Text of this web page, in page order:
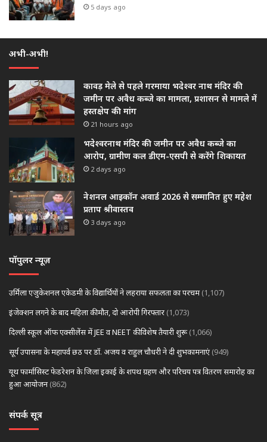
5 days ago
अभी-अभी!
कावड़ मेले से पहले गरमाया भदेश्वर नाथ मंदिर की
जमीन पर अवैध कब्जे का मामला, प्रशासन से मामले में
हस्तक्षेप की मांग
21 hours ago
भदेश्वरनाथ मंदिर की जमीन पर अवैध कब्जे का
आरोप, ग्रामीण कल डीएम-एसपी से करेंगे शिकायत
2 days ago
नेशनल आइकॉन अवार्ड 2026 से सम्मानित हुए महेश
प्रताप श्रीवास्तव
3 days ago
पॉपुलर न्यूज़
उर्मिला एजुकेशनल एकेडमी के विद्यार्थियों ने लहराया सफलता का परचम (1,107)
इंजेक्शन लगने के बाद महिला की मौत, दो आरोपी गिरफ्तार (1,073)
दिल्ली स्कूल ऑफ एक्सीलेंस में JEE व NEET की विशेष तैयारी शुरू (1,066)
सूर्य उपासना के महापर्व छठ पर डॉ. अजय व राहुल चौधरी ने दी शुभकामनाएं (949)
यूथ फार्मासिस्ट फेडरेशन के जिला इकाई के शपथ ग्रहण और परिचय पत्र वितरण समारोह का
हुआ आयोजन (862)
संपर्क सूत्र